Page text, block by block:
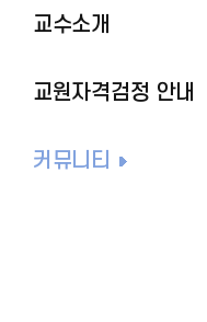
교수소개
교원자격검정 안내
커뮤니티